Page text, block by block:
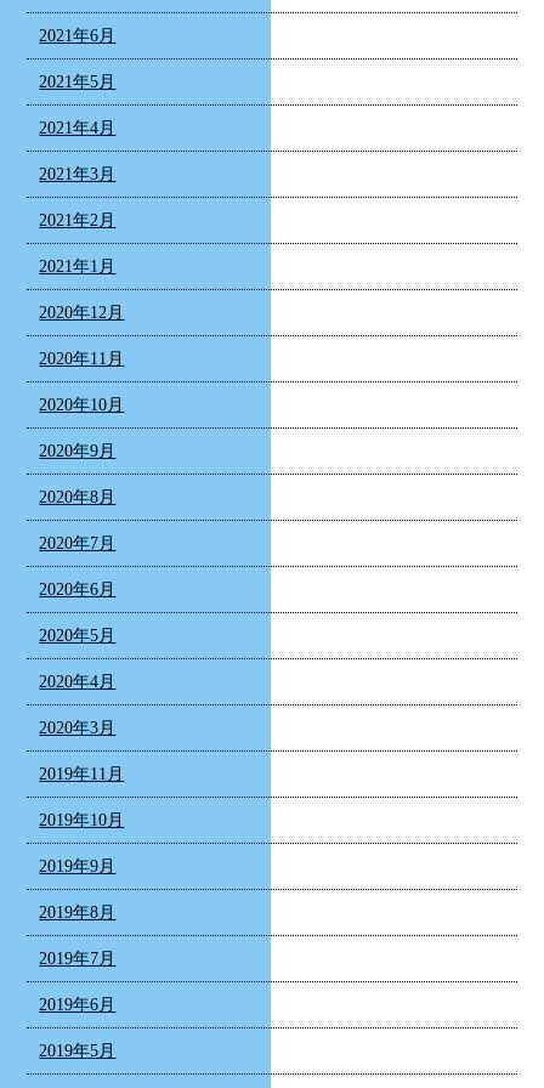
2021年6月
2021年5月
2021年4月
2021年3月
2021年2月
2021年1月
2020年12月
2020年11月
2020年10月
2020年9月
2020年8月
2020年7月
2020年6月
2020年5月
2020年4月
2020年3月
2019年11月
2019年10月
2019年9月
2019年8月
2019年7月
2019年6月
2019年5月